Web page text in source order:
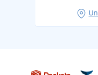
Tricoul preferat City